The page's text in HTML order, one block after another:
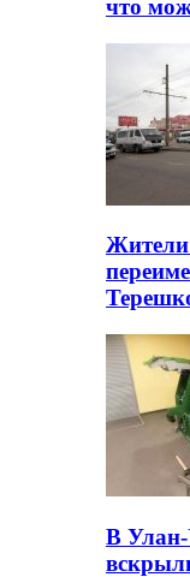
что
Жители
В Улан-